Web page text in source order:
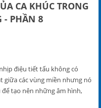
CA KHÚC TRONG
- PHẦN 8
điệu tiết tấu không có
giữa các vùng miền nhưng nó
tạo nên những âm hình,